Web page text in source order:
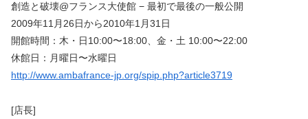
創造と破壊@フランス大使館 − 最初で最後の一般公開
2009年11月26日から2010年1月31日
開館時間：木・日10:00〜18:00、金・土 10:00〜22:00
休館日：月曜日〜水曜日
http://www.ambafrance-jp.org/spip.php?article3719
[店長]